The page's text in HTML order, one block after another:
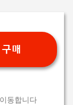
매
동합니다